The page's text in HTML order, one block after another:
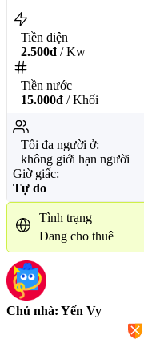
Tiền điện
2.500đ / Kw
Tiền nước
15.000đ / Khối
Tối đa người ở:
không giới hạn người
Giờ giấc:
Tự do
Tình trạng
Đang cho thuê
Chủ nhà: Yến Vy